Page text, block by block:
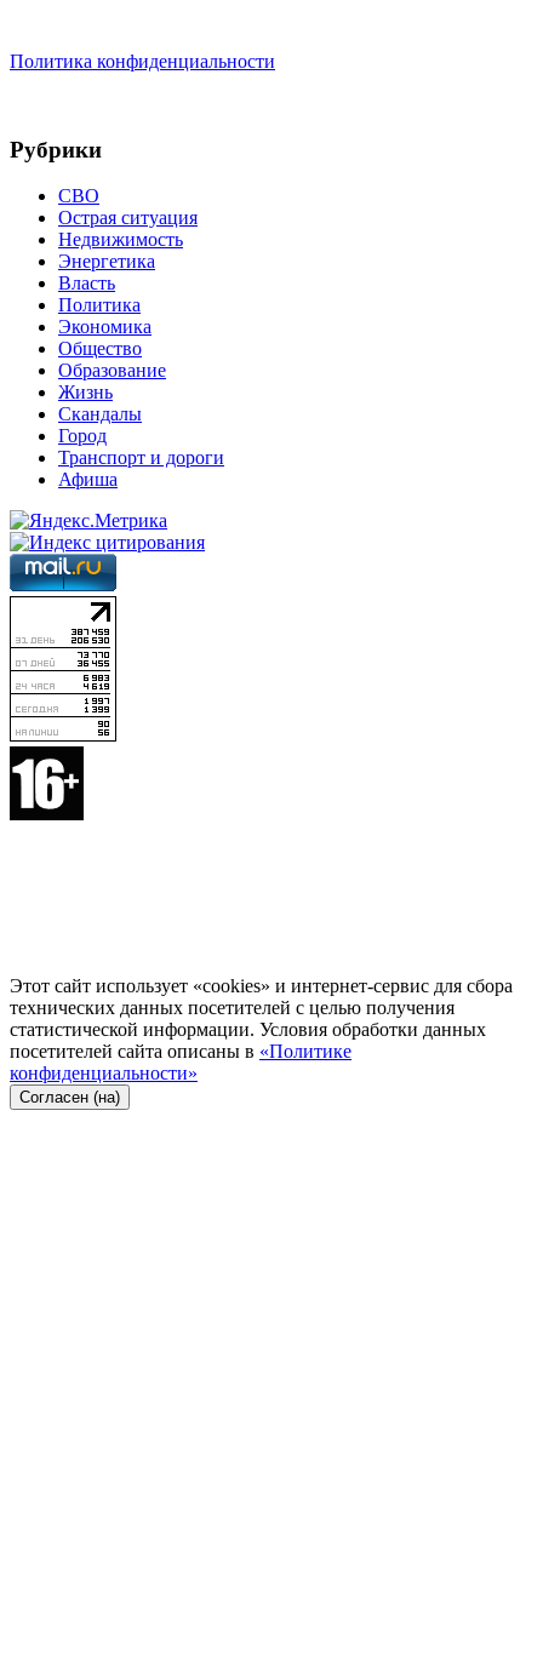
Политика конфиденциальности
Рубрики
СВО
Острая ситуация
Недвижимость
Энергетика
Власть
Политика
Экономика
Общество
Образование
Жизнь
Скандалы
Город
Транспорт и дороги
Афиша
Этот сайт использует «cookies» и интернет-сервис для сбора
технических данных посетителей с целью получения
статистической информации. Условия обработки данных
посетителей сайта описаны в «Политике
конфиденциальности»
Согласен (на)